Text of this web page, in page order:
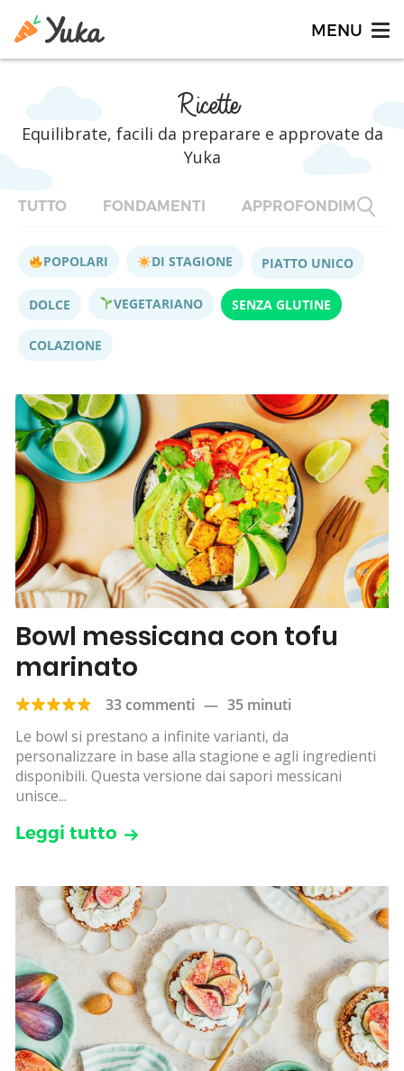
Ricette
Equilibrate, facili da preparare e approvate da
Yuka
TUTTO FONDAMENTI APPROFONDIMENTI
POPOLARI DI STAGIONE PIATTO UNICO
DOLCE VEGETARIANO SENZA GLUTINE
COLAZIONE
Bowl messicana con tofu
marinato
33 commenti — 35 minuti
Le bowl si prestano a infinite varianti, da
personalizzare in base alla stagione e agli ingredienti
disponibili. Questa versione dai sapori messicani
unisce...
Leggi tutto